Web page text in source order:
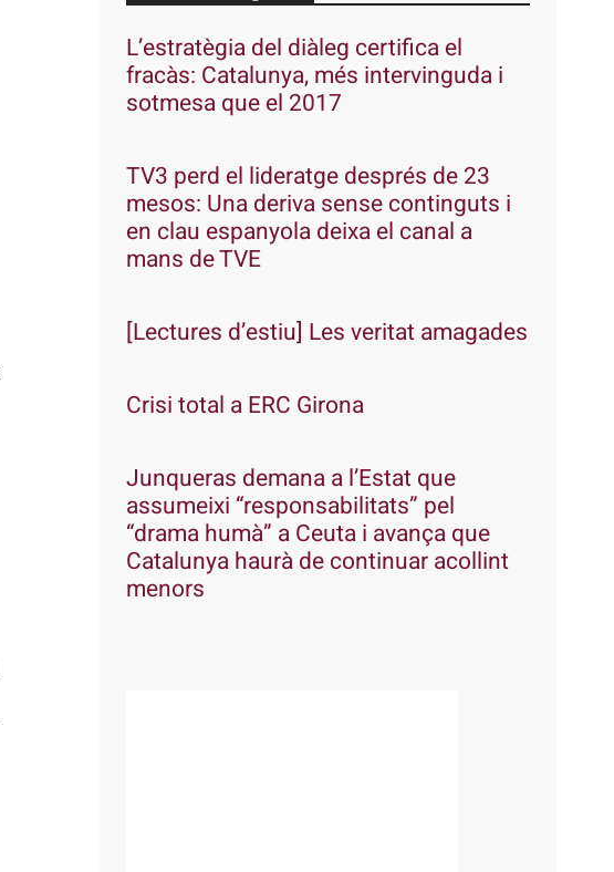
L’estratègia del diàleg certifica el
fracàs: Catalunya, més intervinguda i
sotmesa que el 2017
TV3 perd el lideratge després de 23
mesos: Una deriva sense continguts i
en clau espanyola deixa el canal a
mans de TVE
[Lectures d’estiu] Les veritat amagades
Crisi total a ERC Girona
Junqueras demana a l’Estat que
assumeixi “responsabilitats” pel
“drama humà” a Ceuta i avança que
Catalunya haurà de continuar acollint
menors